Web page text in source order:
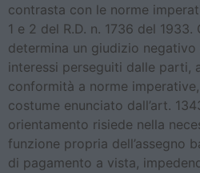
contrasta con le norme
1 e 2 del R.D. n. 1736 del
determina un giudizio
interessi perseguiti dalle parti,
conformità a norme
costume enunciato dall’art.
orientamento risiede nella
funzione propria dell’assegno
di pagamento a vista,